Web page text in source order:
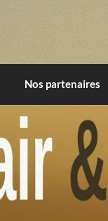
Nos partenaires